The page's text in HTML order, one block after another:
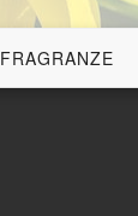
FRAGRANZE